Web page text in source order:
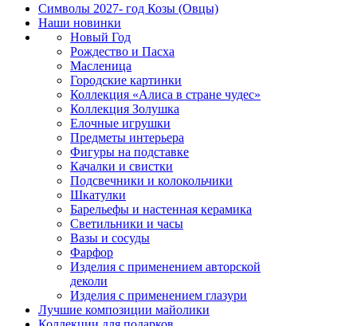
Символы 2027- год Козы (Овцы)
Наши новинки
Новый Год
Рождество и Пасха
Масленица
Городские картинки
Коллекция «Алиса в стране чудес»
Коллекция Золушка
Елочные игрушки
Предметы интерьера
Фигуры на подставке
Качалки и свистки
Подсвечники и колокольчики
Шкатулки
Барельефы и настенная керамика
Светильники и часы
Вазы и сосуды
Фарфор
Изделия с применением авторской
деколи
Изделия с применением глазури
Лучшие композиции майолики